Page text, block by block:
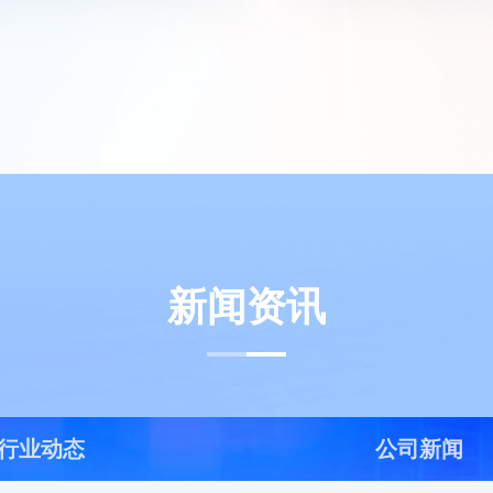
新闻资讯
业动态 公司新闻